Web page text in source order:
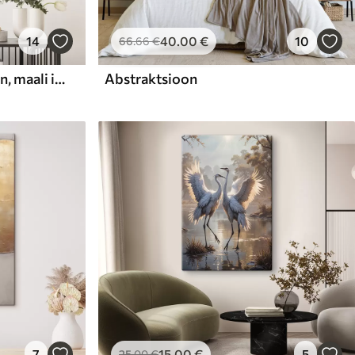
14
Abstraktne kompositsioon, maali imitatsioon
66.66€40.00€ 10
Abstraktsioon